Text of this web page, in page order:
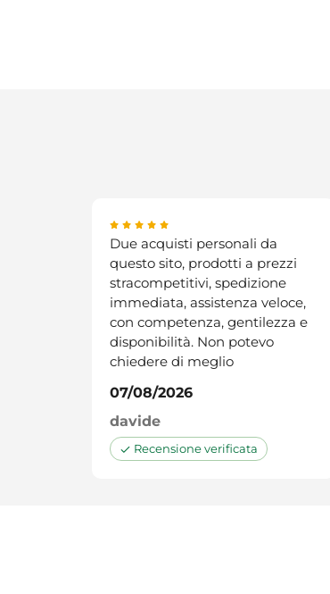
Due acquisti personali da
questo sito, prodotti a prezzi
stracompetitivi, spedizione
immediata, assistenza veloce,
con competenza, gentilezza e
disponibilità. Non potevo
chiedere di meglio
07/08/2026
davide
Recensione verificata